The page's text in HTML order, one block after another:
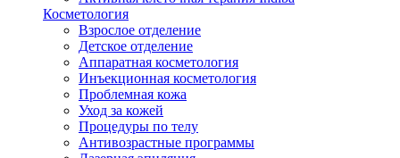
Косметология
Взрослое отделение
Детское отделение
Аппаратная косметология
Инъекционная косметология
Проблемная кожа
Уход за кожей
Процедуры по телу
Антивозрастные программы